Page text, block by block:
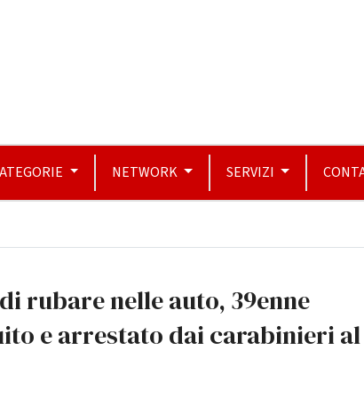
NETWORK SERVIZI
rubare nelle auto, 39enne
e arrestato dai carabinieri al